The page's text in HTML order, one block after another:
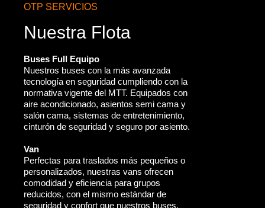
OTP SERVICIOS
Nuestra Flota
Buses Full Equipo
Nuestros buses con la más avanzada
tecnología en seguridad cumpliendo con la
normativa vigente del MTT. Equipados con
aire acondicionado, asientos semi cama y
salón cama, sistemas de entretenimiento,
cinturón de seguridad y seguro por asiento.
Van
Perfectas para traslados más pequeños o
personalizados, nuestras vans ofrecen
comodidad y eficiencia para grupos
reducidos, con el mismo estándar de
seguridad y confort que nuestros buses.